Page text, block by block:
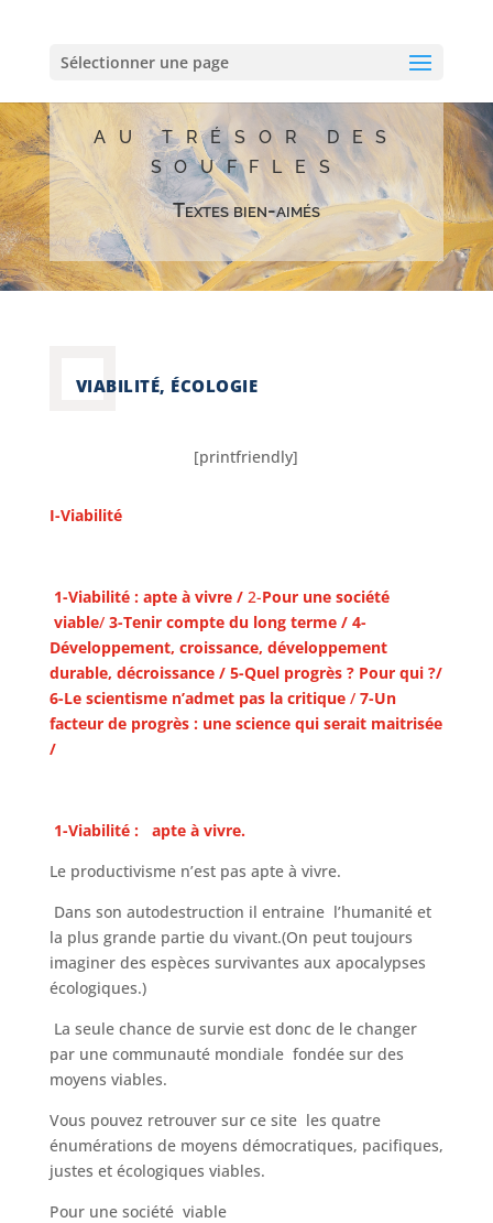
Sélectionner une page
AU TRÉSOR DES
SOUFFLES
Textes bien-aimés
VIABILITÉ, ÉCOLOGIE
[printfriendly]
I-Viabilité
1-Viabilité : apte à vivre /2-Pour une société
viable/ 3-Tenir compte du long terme / 4-
Développement, croissance, développement
durable, décroissance / 5-Quel progrès ? Pour qui ?/
6-Le scientisme n’admet pas la critique/7-Un
facteur de progrès : une science qui serait maitrisée
/
1-Viabilité : apte à vivre.
Le productivisme n’est pas apte à vivre.
Dans son autodestruction il entraine l’humanité et
la plus grande partie du vivant.(On peut toujours
imaginer des espèces survivantes aux apocalypses
écologiques.)
La seule chance de survie est donc de le changer
par une communauté mondiale fondée sur des
moyens viables.
Vous pouvez retrouver sur ce site les quatre
énumérations de moyens démocratiques, pacifiques,
justes et écologiques viables.
Pour une société viable